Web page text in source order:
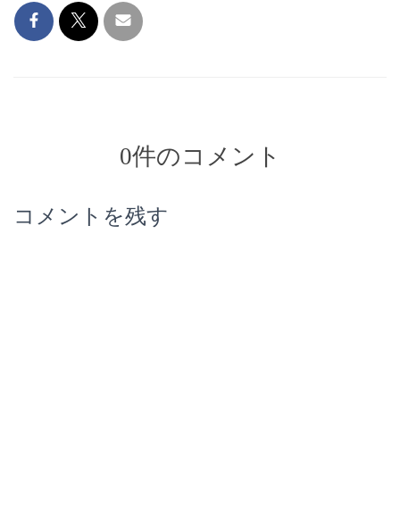
0件のコメント
コメントを残す